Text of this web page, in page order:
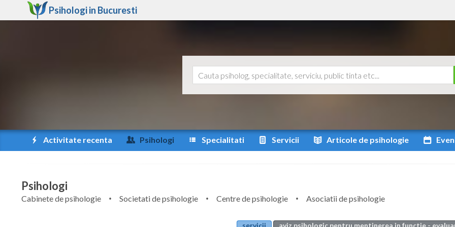
Psihologi in Bucuresti
Activitate recenta Psihologi Specialitati Servicii Articole de psihologie
Psihologi
Cabinete de psihologie Societati de psihologie Centre de psihologie
Asociatii de psihologie
servicii
aviz psihologic pentru mentinerea in functie -